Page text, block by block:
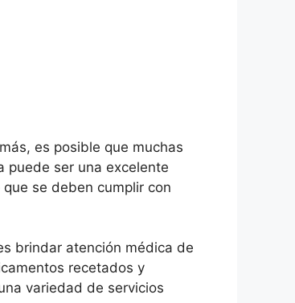
es posible que muchas
puede ser una excelente
se deben cumplir con
brindar atención médica de
recetados y
variedad de servicios